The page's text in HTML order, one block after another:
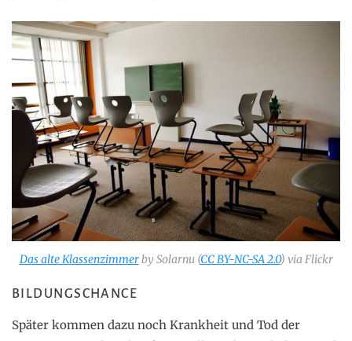
Das alte Klassenzimmerby Solarnu (CC BY-NC-SA 2.0) via Flickr
BILDUNGSCHANCE
Später kommen dazu noch Krankheit und Tod der